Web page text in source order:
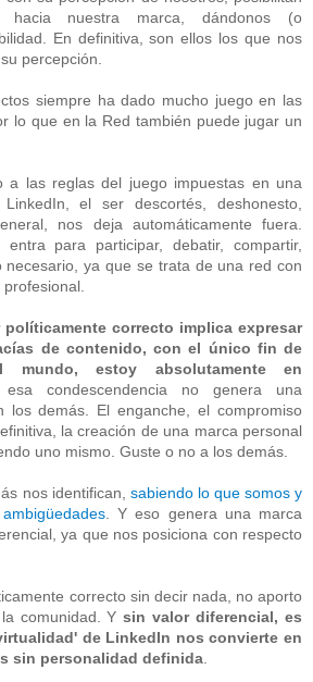
hacia nuestra marca, dándonos (o
En definitiva, son ellos los que nos
percepción.
siempre ha dado mucho juego en las
lo que en la Red también puede jugar un
a las reglas del juego impuestas en una
el ser descortés, deshonesto,
nos deja automáticamente fuera.
para participar, debatir, compartir,
necesario, ya que se trata de una red con
correcto implica expresar
de contenido, con el único fin de
estoy absolutamente en
condescendencia no genera una
los demás. El enganche, el compromiso
la creación de una marca personal
uno mismo. Guste o no a los demás.
nos identifican, sabiendo lo que somos y
. Y eso genera una marca
ya que nos posiciona con respecto
correcto sin decir nada, no aporto
comunidad. Ysin valor diferencial, es
de LinkedIn nos convierte en
sin personalidad definida.